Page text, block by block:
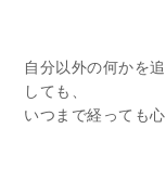
自分以外の何かを
しても、
いつまで経っても